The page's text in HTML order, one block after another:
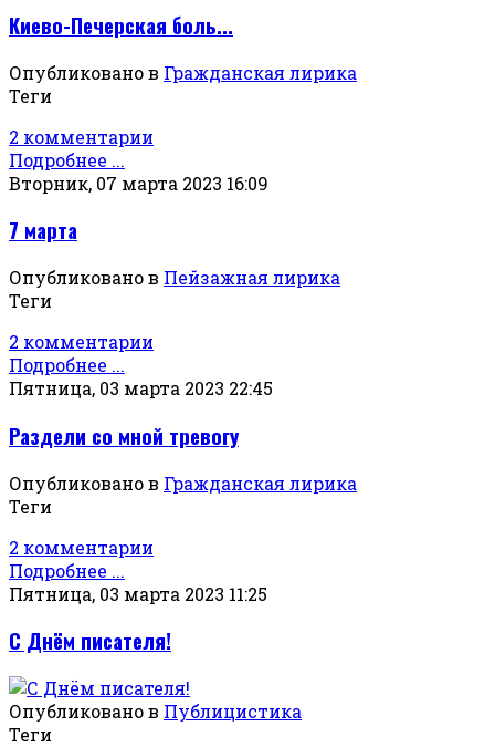
Киево-Печерская боль...
Опубликовано в Гражданская лирика
Теги
2 комментарии
Подробнее ...
Вторник, 07 марта 2023 16:09
7 марта
Опубликовано в Пейзажная лирика
Теги
2 комментарии
Подробнее ...
Пятница, 03 марта 2023 22:45
Раздели со мной тревогу
Опубликовано в Гражданская лирика
Теги
2 комментарии
Подробнее ...
Пятница, 03 марта 2023 11:25
С Днём писателя!
Опубликовано в Публицистика
Теги